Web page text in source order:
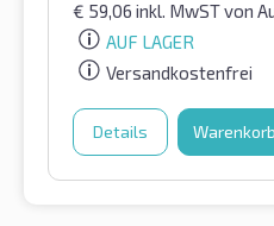
€ 59,06 inkl. MwSTvon
AUF LAGER
Versandkostenfrei
Details Warenkorb